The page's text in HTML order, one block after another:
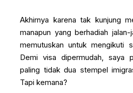
Akhirnya karena tak kunjung
manapun yang berhadiah
memutuskan untuk mengikuti
Demi visa dipermudah, saya
paling tidak dua stempel
Tapi kemana?